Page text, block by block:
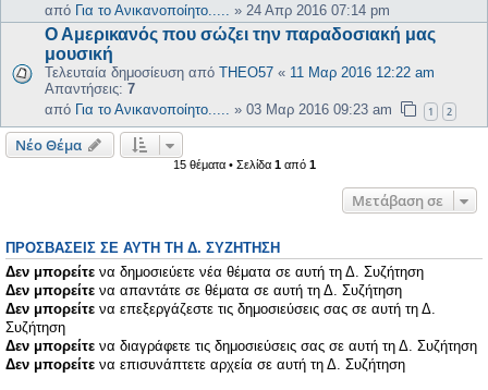
από Για το Ανικανοποίητο..... » 24 Απρ 2016 07:14 pm
Ο Αμερικανός που σώζει την παραδοσιακή μας
μουσική
Τελευταία δημοσίευση από THEO57 « 11 Μαρ 2016 12:22 am
Απαντήσεις: 7
από Για το Ανικανοποίητο..... » 03 Μαρ 2016 09:23 am 1 2
Νέο Θέμα
15 θέματα • Σελίδα 1από 1
Μετάβαση σε
ΠΡΟΣΒΆΣΕΙΣ ΣΕ ΑΥΤΉ ΤΗ Δ. ΣΥΖΉΤΗΣΗ
Δεν μπορείτε να δημοσιεύετε νέα θέματα σε αυτή τη Δ. Συζήτηση
Δεν μπορείτε να απαντάτε σε θέματα σε αυτή τη Δ. Συζήτηση
Δεν μπορείτε να επεξεργάζεστε τις δημοσιεύσεις σας σε αυτή τη Δ.
Συζήτηση
Δεν μπορείτε να διαγράφετε τις δημοσιεύσεις σας σε αυτή τη Δ. Συζήτηση
Δεν μπορείτε να επισυνάπτετε αρχεία σε αυτή τη Δ. Συζήτηση